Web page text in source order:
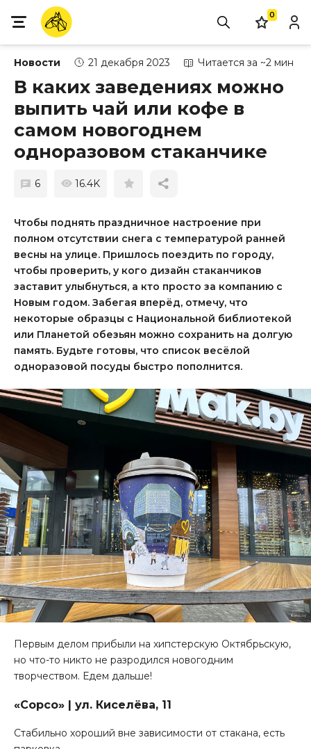
0
Новости 21 декабря 2023 Читается за ~2 мин
В каких заведениях можно
выпить чай или кофе в
самом новогоднем
одноразовом стаканчике
6 16.4K
Чтобы поднять праздничное настроение при
полном отсутствии снега с температурой ранней
весны на улице. Пришлось поездить по городу,
чтобы проверить, у кого дизайн стаканчиков
заставит улыбнуться, а кто просто за компанию с
Новым годом. Забегая вперёд, отмечу, что
некоторые образцы с Национальной библиотекой
или Планетой обезьян можно сохранить на долгую
память. Будьте готовы, что список весёлой
одноразовой посуды быстро пополнится.
Первым делом прибыли на хипстерскую Октябрьскую,
но что-то никто не разродился новогодним
творчеством. Едем дальше!
«Сорсо» | ул. Киселёва, 11
Стабильно хороший вне зависимости от стакана, есть